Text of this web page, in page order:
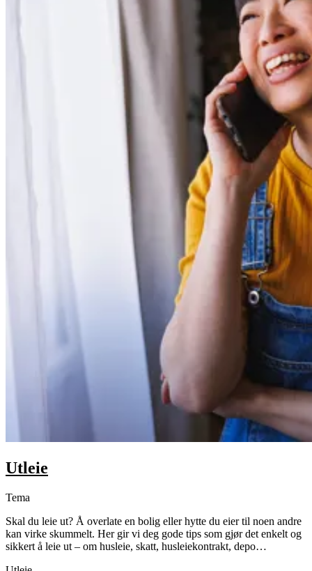
Utleie
Tema
Skal du leie ut? Å overlate en bolig eller hytte du eier til noen andre
kan virke skummelt. Her gir vi deg gode tips som gjør det enkelt og
sikkert å leie ut – om husleie, skatt, husleiekontrakt, depo…